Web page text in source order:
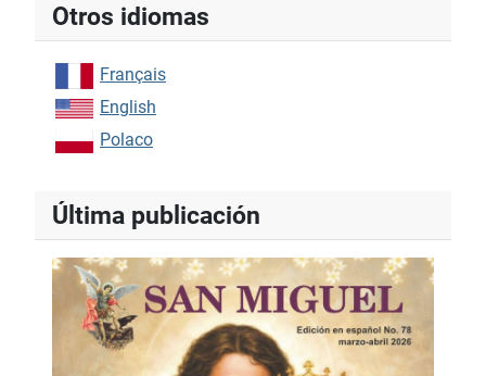
Otros idiomas
Français
English
Polaco
Última publicación